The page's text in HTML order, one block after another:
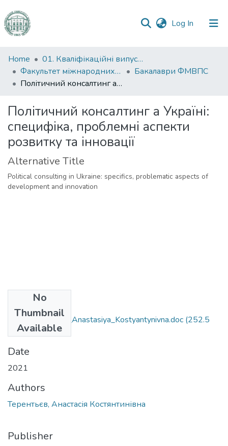
Log In (current)
Communities
&
Collections
Statistics
Home
01. Кваліфікаційні випускні роботи здобувачів вищої освіти
Факультет міжнародних відносин, політології та соціології
Бакалаври ФМВПС
Політичний консалтинг а Україні: специфіка, проблемні аспекти розвитку та інновації
Політичний консалтинг а Україні:
специфіка, проблемні аспекти
розвитку та інновації
Alternative Title
Political consulting in Ukraine: specifics, problematic aspects of
development and innovation
No
Thumbnail
Available
052_Terent'yeva_Anastasiya_Kostyantynivna.doc (252.5
KB)
Date
2021
Authors
Терентьєв, Анастасія Костянтинівна
Publisher